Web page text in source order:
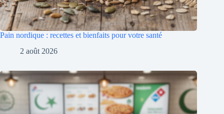
Pain nordique : recettes et bienfaits pour votre santé
2 août 2026